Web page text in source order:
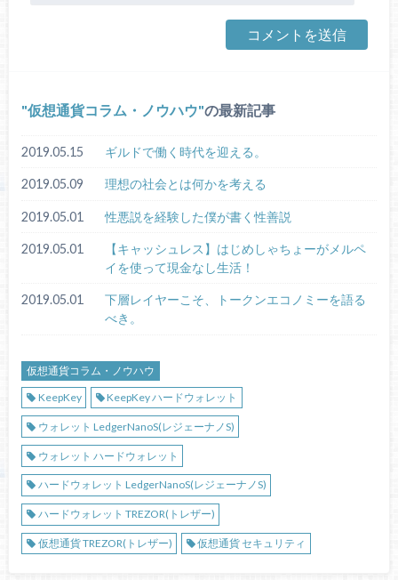
仮想通貨コラム・ノウハウ の最新記事
2019.05.15 ギルドで働く時代を迎える。
2019.05.09 理想の社会とは何かを考える
2019.05.01 性悪説を経験した僕が書く性善説
2019.05.01
【キャッシュレス】はじめしゃちょーがメルペ
イを使って現金なし生活！
2019.05.01
下層レイヤーこそ、トークンエコノミーを語る
べき。
仮想通貨コラム・ノウハウ
KeepKey
KeepKey ハードウォレット
ウォレット LedgerNanoS(レジェーナノS)
ウォレット ハードウォレット
ハードウォレット LedgerNanoS(レジェーナノS)
ハードウォレット TREZOR(トレザー)
仮想通貨 TREZOR(トレザー) 仮想通貨 セキュリティ